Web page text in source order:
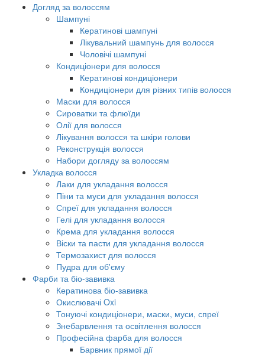
Догляд за волоссям
Шампуні
Кератинові шампуні
Лікувальний шампунь для волосся
Чоловічі шампуні
Кондиціонери для волосся
Кератинові кондиціонери
Кондиціонери для різних типів волосся
Маски для волосся
Сироватки та флюїди
Олії для волосся
Лікування волосся та шкіри голови
Реконструкція волосся
Набори догляду за волоссям
Укладка волосся
Лаки для укладання волосся
Піни та муси для укладання волосся
Спреї для укладання волосся
Гелі для укладання волосся
Крема для укладання волосся
Віски та пасти для укладання волосся
Термозахист для волосся
Пудра для об'єму
Фарби та біо-завивка
Кератинова біо-завивка
Окислювачі Oxi
Тонуючі кондиціонери, маски, муси, спреї
Знебарвлення та освітлення волосся
Професійна фарба для волосся
Барвник прямої дії